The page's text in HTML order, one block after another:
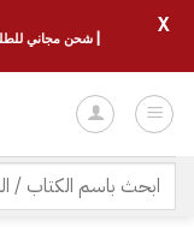
للمحتوى
البحث
عن:
| شحن مجاني للطلبات +300 ريال | تغليف مجاني
X